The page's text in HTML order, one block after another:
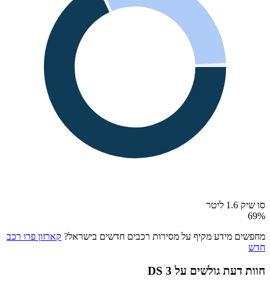
סו שיק 1.6 ליטר
69%
מחפשים מידע מקיף על מסירות רכבים חדשים בישראל? קארזון פרו רכב
חדש
חוות דעת גולשים על DS 3